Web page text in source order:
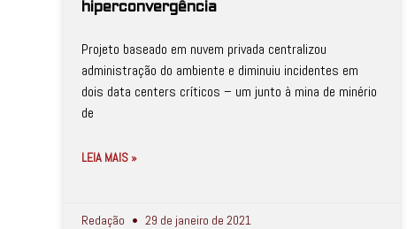
hiperconvergência
Projeto baseado em nuvem privada centralizou
administração do ambiente e diminuiu incidentes em
dois data centers críticos – um junto à mina de minério
de
LEIA MAIS »
Redação 29 de janeiro de 2021